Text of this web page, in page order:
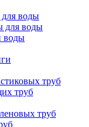
воды
для воды
воды
труб
труб
труб